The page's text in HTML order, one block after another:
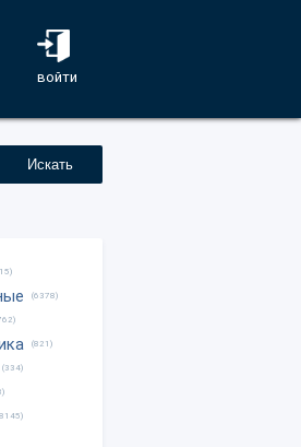
войти
Искать
(6378)
(821)
(334)